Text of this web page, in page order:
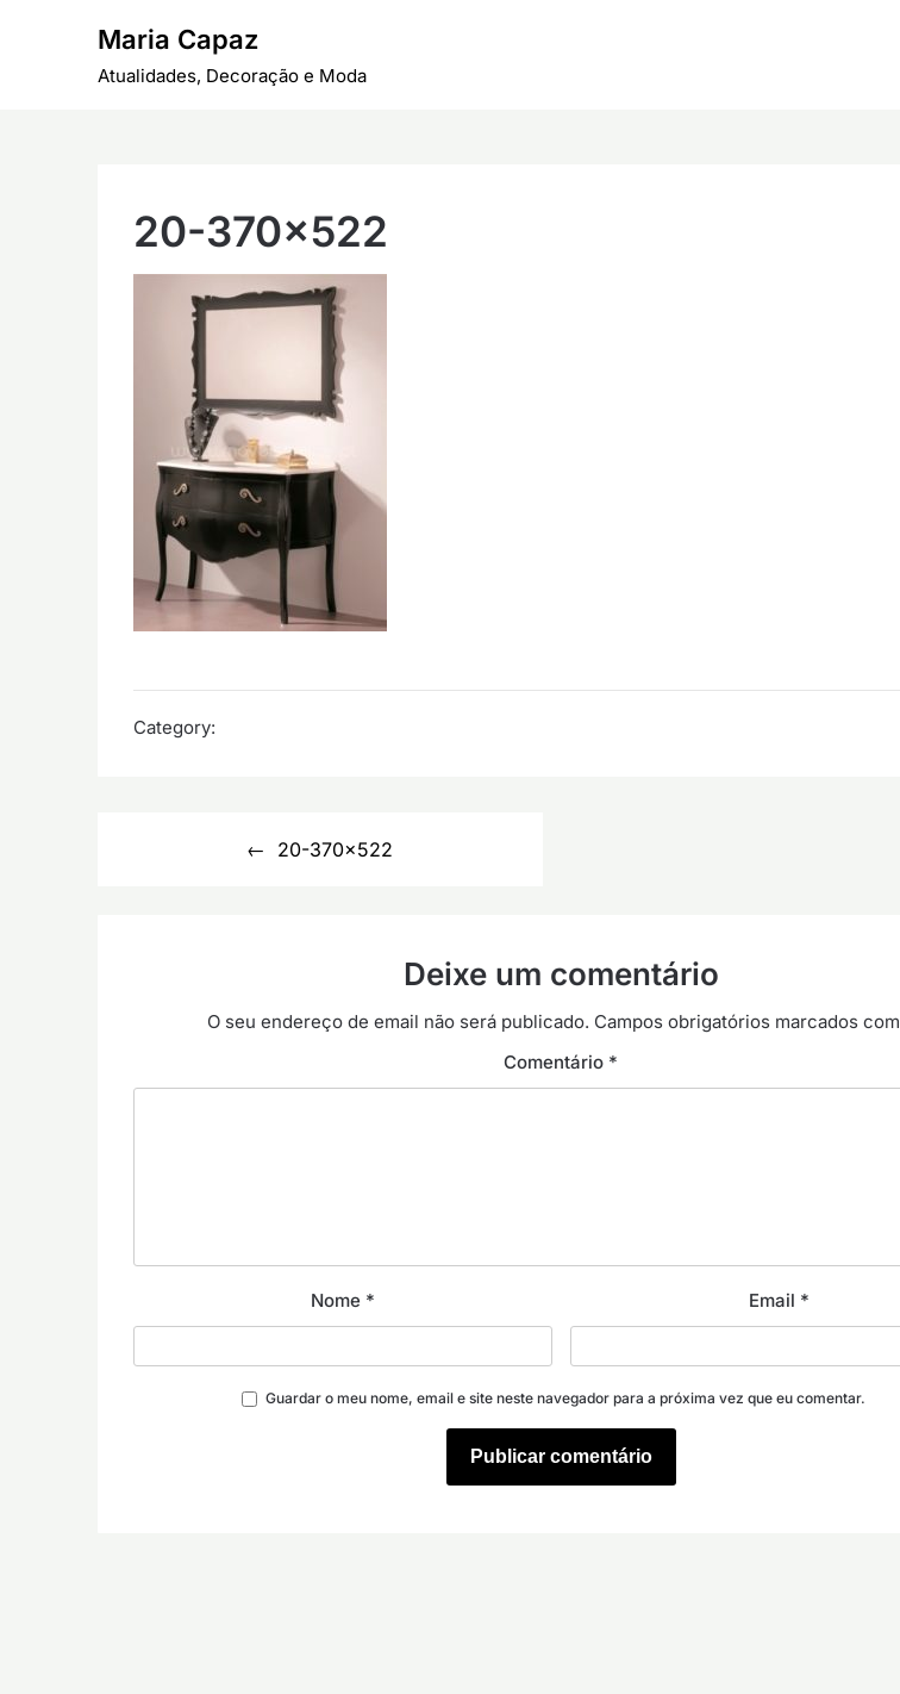
Maria Capaz
Atualidades, Decoração e Moda
20-370×522
Category:
20-370×522
Deixe um comentário
O seu endereço de email não será publicado. Campos obrigatórios marcados com
Comentário *
Nome * Email *
Guardar o meu nome, email e site neste navegador para a próxima vez que eu comentar.